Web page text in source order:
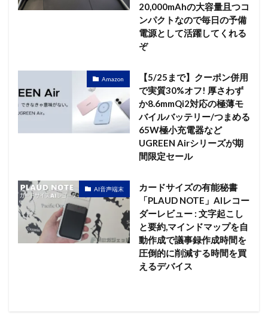
20,000mAhの大容量且つコ
ンパクトなので毎日の予備
電源として活躍してくれる
ぞ
Amazon
【5/25まで】クーポン併用
で実質30%オフ! 厚さわず
か8.6mmQi2対応の極薄モ
バイルバッテリー/つまめる
65W極小充電器など
UGREEN Airシリーズが期
間限定セール
AI音声端末
カードサイズの有能秘書
「PLAUD NOTE」AIレコー
ダーレビュー : 文字起こし
と要約,マインドマップを自
動作成で議事録作成時間を
圧倒的に削減する時間を買
えるデバイス